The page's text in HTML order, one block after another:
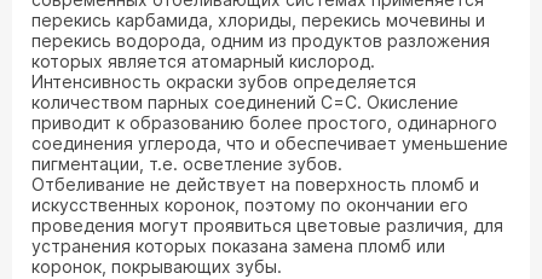
перекись карбамида, хлориды, перекись мочевины и
перекись водорода, одним из продуктов разложения
которых является атомарный кислород.
Интенсивность окраски зубов определяется
количеством парных соединений C=C. Окисление
приводит к образованию более простого, одинарного
соединения углерода, что и обеспечивает уменьшение
пигментации, т.е. осветление зубов.
Отбеливание не действует на поверхность пломб и
искусственных коронок, поэтому по окончании его
проведения могут проявиться цветовые различия, для
устранения которых показана замена пломб или
коронок, покрывающих зубы.